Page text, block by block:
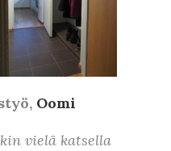
Oomi
vielä katsella